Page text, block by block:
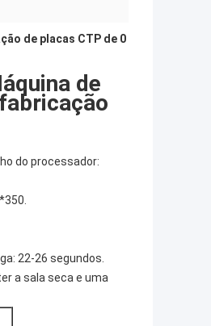
de placas CTP de 0
de
do processador:
22-26 segundos.
a sala seca e uma